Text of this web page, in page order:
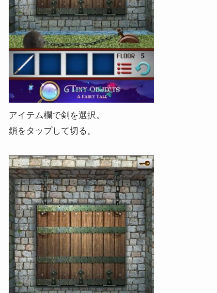
アイテム欄で剣を選択。
鎖をタップして切る。